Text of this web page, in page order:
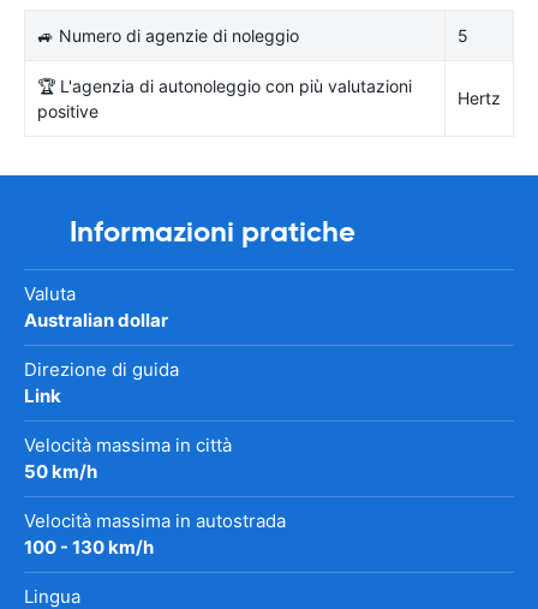
🚙 Numero di agenzie di noleggio 5
🏆 L'agenzia di autonoleggio con più valutazioni
positive
Hertz
Informazioni pratiche
Valuta
Australian dollar
Direzione di guida
Link
Velocità massima in città
50 km/h
Velocità massima in autostrada
100 - 130 km/h
Lingua